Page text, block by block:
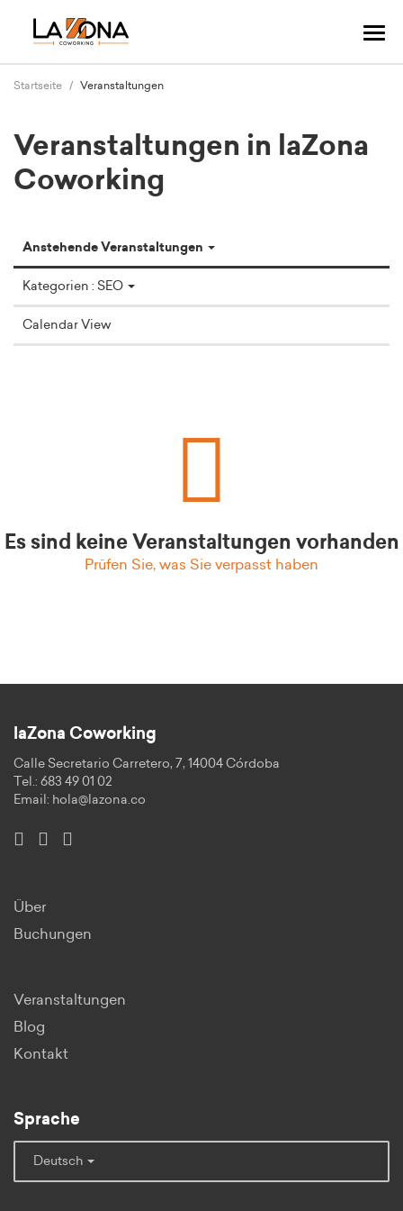
Startseite Veranstaltungen
Veranstaltungen in laZona
Coworking
Anstehende Veranstaltungen
Kategorien : SEO
Calendar View
Es sind keine Veranstaltungen vorhanden
Prüfen Sie, was Sie verpasst haben
laZona Coworking
Calle Secretario Carretero, 7, 14004 Córdoba
Tel.: 683 49 01 02
Email: hola@lazona.co
Über
Buchungen
Veranstaltungen
Blog
Kontakt
Sprache
Deutsch